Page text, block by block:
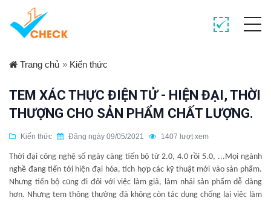
Trang chủ » Kiến thức
TEM XÁC THỰC ĐIỆN TỬ - HIỆN ĐẠI, THỜI
THƯỢNG CHO SẢN PHẨM CHẤT LƯỢNG.
Kiến thức Đăng ngày 09/05/2021 1407 lượt xem
Thời đại công nghệ số ngày càng tiến bộ từ 2.0, 4.0 rồi 5.0, ...Mọi ngành
nghề đang tiến tới hiện đại hóa, tích hợp các kỹ thuật mới vào sản phẩm.
Nhưng tiến bộ cũng đi đôi với việc làm giả, làm nhái sản phẩm dễ dàng
hơn. Nhưng tem thông thường đã không còn tác dụng chống lại việc làm